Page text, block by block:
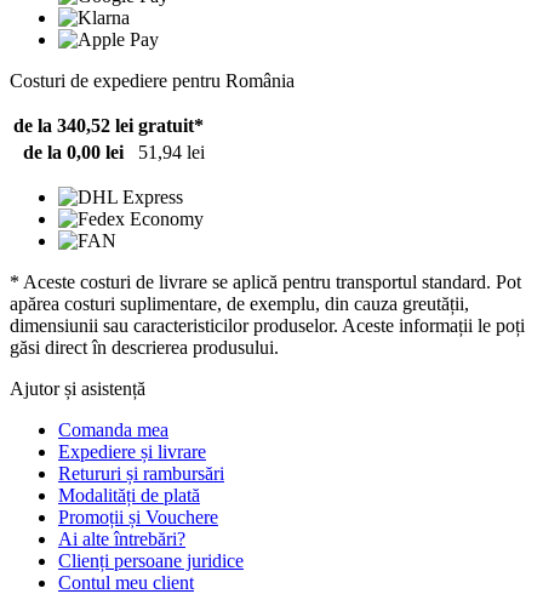
Costuri de expediere pentru România
de la 340,52 lei gratuit*
de la 0,00 lei
51,94 lei
* Aceste costuri de livrare se aplică pentru transportul standard. Pot
apărea costuri suplimentare, de exemplu, din cauza greutății,
dimensiunii sau caracteristicilor produselor. Aceste informații le poți
găsi direct în descrierea produsului.
Ajutor și asistență
Comanda mea
Expediere și livrare
Retururi și rambursări
Modalități de plată
Promoții și Vouchere
Ai alte întrebări?
Clienți persoane juridice
Contul meu client